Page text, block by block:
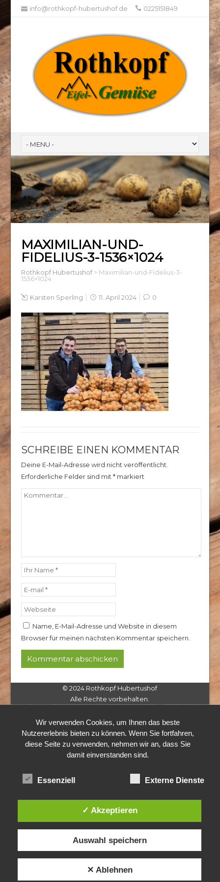
info@rothkopf-hubertushof.de 0225151849
MAXIMILIAN-UND-
FIDELIUS-3-1536×1024
Rothkopf Hubertushof> Maximilian-und-Fidelius-3-
1536×1024
Karsten Sperling 11. April 2024 0
SCHREIBE EINEN KOMMENTAR
Deine E-Mail-Adresse wird nicht veröffentlicht.
Erforderliche Felder sind mit*markiert
Name, E-Mail-Adresse und Website in diesem
Browser für meinen nächsten Kommentar speichern.
© 2024 Rothkopf Hubertushof
Alle Rechte vorbehalten.
Wir verwenden Cookies, um Ihnen das beste
Nutzererlebnis bieten zu können. Wenn Sie fortfahren,
diese Seite zu verwenden, nehmen wir an, dass Sie
damit einverstanden sind.
Essenziell Externe Dienste
✓ Akzeptieren
Auswahl speichern
✕ Ablehnen